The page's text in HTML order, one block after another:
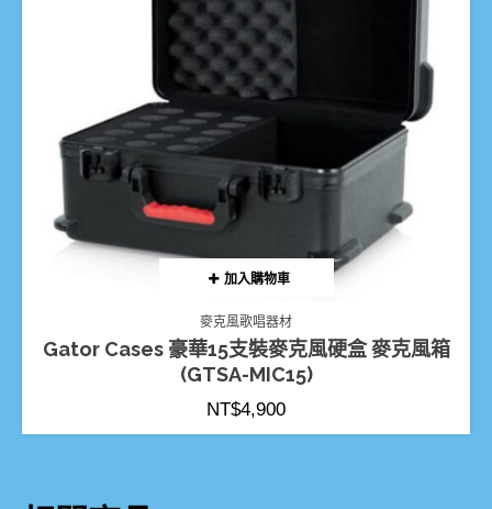
加入購物車
麥克風歌唱器材
Gator Cases 豪華15支裝麥克風硬盒 麥克風箱
(GTSA-MIC15)
NT$4,900